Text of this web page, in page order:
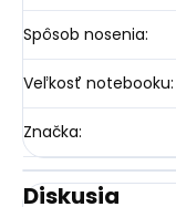
Spôsob nosenia:
Veľkosť notebooku:
Značka:
Diskusia